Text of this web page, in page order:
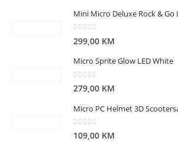
Mini Micro Deluxe Rock & Go
299,00 KM
Micro Sprite Glow LED White
279,00 KM
Micro PC Helmet 3D
0 out of 5
109,00 KM